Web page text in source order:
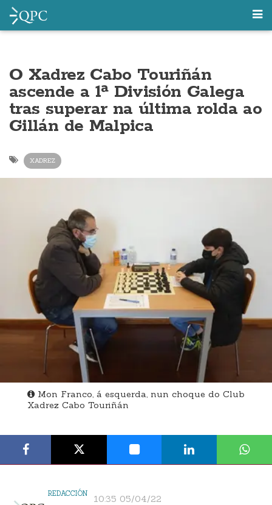
O Xadrez Cabo Touriñán
ascende a 1ª División Galega
tras superar na última rolda ao
Gillán de Malpica
XADREZ
Mon Franco, á esquerda, nun choque do Club
Xadrez Cabo Touriñán
REDACCIÓN 10:35 05/04/22